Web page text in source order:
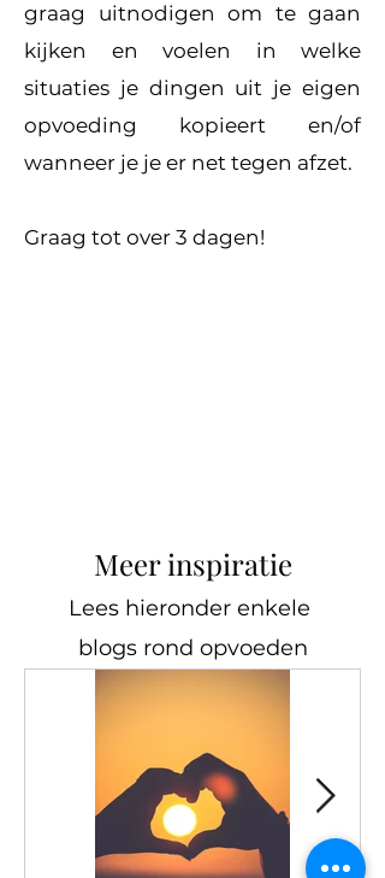
graag uitnodigen om te gaan
kijken en voelen in welke
situaties je dingen uit je eigen
opvoeding kopieert en/of
wanneer je je er net tegen afzet.
Graag tot over 3 dagen!
Meer inspiratie
Lees hieronder enkele
blogs rond opvoeden